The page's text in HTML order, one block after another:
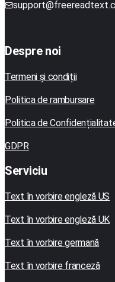
Despre noi
Termeni și condiții
Politica de rambursare
Politica de
GDPR
Serviciu
Text în vorbire engleză US
Text în vorbire engleză UK
Text în vorbire germană
Text în vorbire franceză